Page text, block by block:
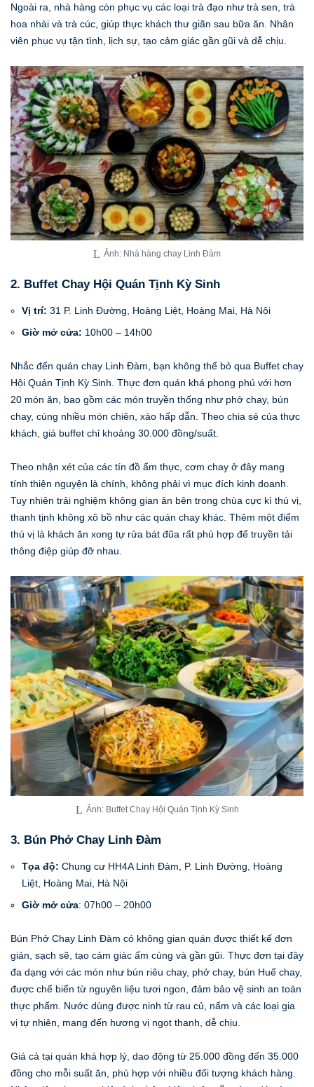
Ngoài ra, nhà hàng còn phục vụ các loại trà đạo như trà sen, trà
hoa nhài và trà cúc, giúp thực khách thư giãn sau bữa ăn. Nhân
viên phục vụ tận tình, lịch sự, tạo cảm giác gần gũi và dễ chịu.
Ảnh: Nhà hàng chay Linh Đàm
2. Buffet Chay Hội Quán Tịnh Kỳ Sinh
Vị trí: 31 P. Linh Đường, Hoàng Liệt, Hoàng Mai, Hà Nội
Giờ mở cửa: 10h00 – 14h00
Nhắc đến quán chay Linh Đàm, bạn không thể bỏ qua Buffet chay
Hội Quán Tịnh Kỳ Sinh. Thực đơn quán khá phong phú với hơn
20 món ăn, bao gồm các món truyền thống như phở chay, bún
chay, cùng nhiều món chiên, xào hấp dẫn. Theo chia sẻ của thực
khách, giá buffet chỉ khoảng 30.000 đồng/suất.
Theo nhận xét của các tín đồ ẩm thực, cơm chay ở đây mang
tính thiện nguyện là chính, không phải vì mục đích kinh doanh.
Tuy nhiên trải nghiệm không gian ăn bên trong chùa cực kì thú vị,
thanh tịnh không xô bồ như các quán chay khác. Thêm một điểm
thú vị là khách ăn xong tự rửa bát đũa rất phù hợp để truyền tải
thông điệp giúp đỡ nhau.
Ảnh: Buffet Chay Hội Quán Tịnh Kỳ Sinh
3. Bún Phở Chay Linh Đàm
Tọa độ: Chung cư HH4A Linh Đàm, P. Linh Đường, Hoàng
Liệt, Hoàng Mai, Hà Nội
Giờ mở cửa: 07h00 – 20h00
Bún Phở Chay Linh Đàm có không gian quán được thiết kế đơn
giản, sạch sẽ, tạo cảm giác ấm cúng và gần gũi. Thực đơn tại đây
đa dạng với các món như bún riêu chay, phở chay, bún Huế chay,
được chế biến từ nguyên liệu tươi ngon, đảm bảo vệ sinh an toàn
thực phẩm. Nước dùng được ninh từ rau củ, nấm và các loại gia
vị tự nhiên, mang đến hương vị ngọt thanh, dễ chịu.
Giá cả tại quán khá hợp lý, dao động từ 25.000 đồng đến 35.000
đồng cho mỗi suất ăn, phù hợp với nhiều đối tượng khách hàng.